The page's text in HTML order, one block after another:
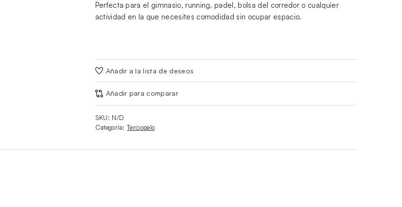
Perfecta para el gimnasio, running, padel, bolsa del corredor o cualquier
actividad en la que necesites comodidad sin ocupar espacio.
Añadir a la lista de deseos
Añadir para comparar
SKU: N/D
Categoría:Terciopelo